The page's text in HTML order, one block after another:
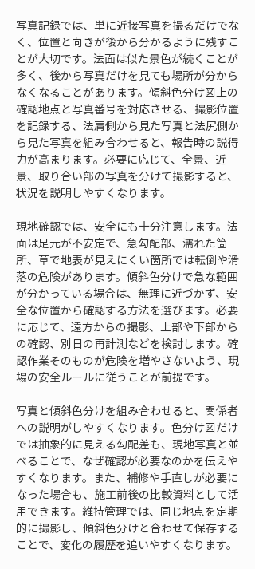
写真記録では、単に近接写真を撮るだけでな
く、位置と向きが後から分かるように残すこ
とが大切です。法面は似た景色が続くことが
多く、後から写真だけを見ても場所が分から
なくなることがあります。傾斜色分け図上の
確認地点と写真番号を対応させる、撮影位置
を記録する、法肩側から見た写真と法尻側か
ら見た写真を組み合わせると、報告時の説得
力が高まります。必要に応じて、全景、近
景、取り合い部の写真を分けて撮影すると、
状況を説明しやすくなります。
現地確認では、安全にも十分注意します。法
面は足元が不安定で、急勾配部、濡れた箇
所、草で地表が見えにくい箇所では転倒や滑
落の危険があります。傾斜色分けで急な範囲
が分かっている場合は、無理に近づかず、安
全な位置から確認する方法を選びます。必要
に応じて、遠方からの撮影、上部や下部から
の確認、別日の再計測などを検討します。確
認作業そのものが危険を増やさないよう、現
場の安全ルールに従うことが前提です。
写真と傾斜色分けを組み合わせると、関係者
への説明がしやすくなります。色分け図だけ
では抽象的に見える勾配差も、現地写真と並
べることで、なぜ確認が必要なのかを伝えや
すくなります。また、補修や手直しが必要に
なった場合も、施工前後の比較資料として活
用できます。維持管理では、同じ地点を定期
的に撮影し、傾斜色分けと合わせて保存する
ことで、変化の履歴を追いやすくなります。